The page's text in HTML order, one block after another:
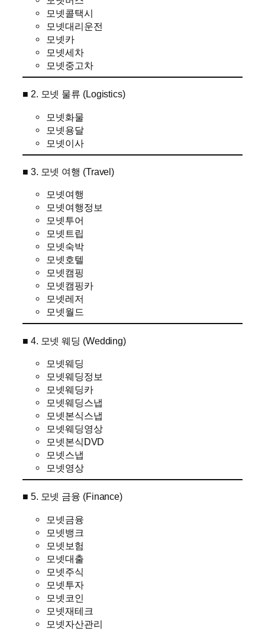
모넷콜택시
모넷대리운전
모넷카
모넷세차
모넷중고차
■ 2. 모넷 물류 (Logistics)
모넷화물
모넷용달
모넷이사
■ 3. 모넷 여행 (Travel)
모넷여행
모넷여행정보
모넷투어
모넷트립
모넷숙박
모넷호텔
모넷캠핑
모넷캠핑카
모넷레저
모넷월드
■ 4. 모넷 웨딩 (Wedding)
모넷웨딩
모넷웨딩정보
모넷웨딩카
모넷웨딩스냅
모넷본식스냅
모넷웨딩영상
모넷본식DVD
모넷스냅
모넷영상
■ 5. 모넷 금융 (Finance)
모넷금융
모넷뱅크
모넷보험
모넷대출
모넷주식
모넷투자
모넷코인
모넷재테크
모넷자산관리